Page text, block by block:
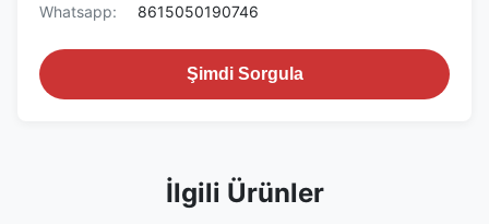
Whatsapp:
8615050190746
Şimdi Sorgula
İlgili Ürünler